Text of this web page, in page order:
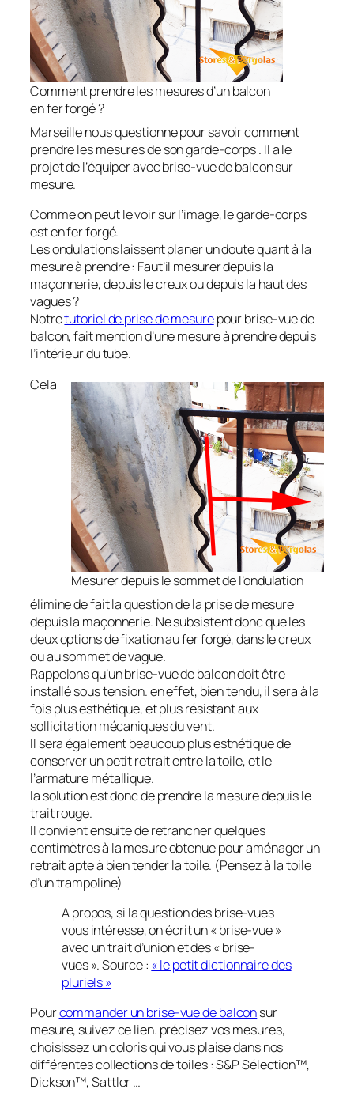
Comment prendre les mesures d’un balcon
en fer forgé ?
Marseille nous questionne pour savoir comment
prendre les mesures de son garde-corps . Il a le
projet de l’équiper avec brise-vue de balcon sur
mesure.
Comme on peut le voir sur l’image, le garde-corps
est en fer forgé.
Les ondulations laissent planer un doute quant à la
mesure à prendre : Faut’il mesurer depuis la
maçonnerie, depuis le creux ou depuis la haut des
vagues ?
Notretutoriel de prise de mesurepour brise-vue de
balcon, fait mention d’une mesure à prendre depuis
l’intérieur du tube.
Mesurer depuis le sommet de l’ondulation
Cela
élimine de fait la question de la prise de mesure
depuis la maçonnerie. Ne subsistent donc que les
deux options de fixation au fer forgé, dans le creux
ou au sommet de vague.
Rappelons qu’un brise-vue de balcon doit être
installé sous tension. en effet, bien tendu, il sera à la
fois plus esthétique, et plus résistant aux
sollicitation mécaniques du vent.
Il sera également beaucoup plus esthétique de
conserver un petit retrait entre la toile, et le
l’armature métallique.
la solution est donc de prendre la mesure depuis le
trait rouge.
Il convient ensuite de retrancher quelques
centimètres à la mesure obtenue pour aménager un
retrait apte à bien tender la toile. (Pensez à la toile
d’un trampoline)
A propos, si la question des brise-vues
vous intéresse, on écrit un « brise-vue »
avec un trait d’union et des « brise-
vues ». Source : « le petit dictionnaire des
pluriels »
Pourcommander un brise-vue de balconsur
mesure, suivez ce lien. précisez vos mesures,
choisissez un coloris qui vous plaise dans nos
différentes collections de toiles : S&P Sélection™,
Dickson™, Sattler …